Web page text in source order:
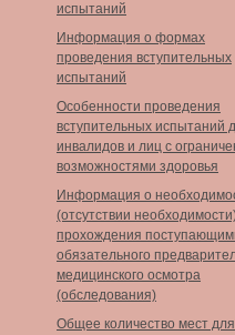
испытаний
Информация о формах
проведения вступительных
испытаний
Особенности проведения
вступительных испытаний
инвалидов и лиц с
возможностями здоровья
Информация о
(отсутствии
прохождения
обязательного
медицинского осмотра
(обследования)
Общее количество мест для